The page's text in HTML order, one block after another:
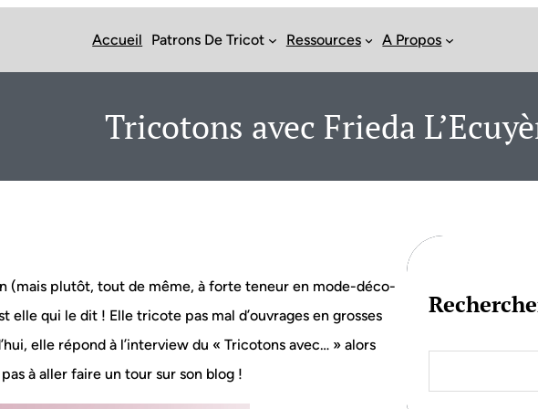
Accueil Patrons De Tricot Ressources A Propos
Tricotons avec Frieda
(mais plutôt, tout de même, à forte teneur en mode-déco-
elle qui le dit ! Elle tricote pas mal d’ouvrages en grosses
elle répond à l’interview du « Tricotons avec… » alors
à aller faire un tour sur son blog !
a